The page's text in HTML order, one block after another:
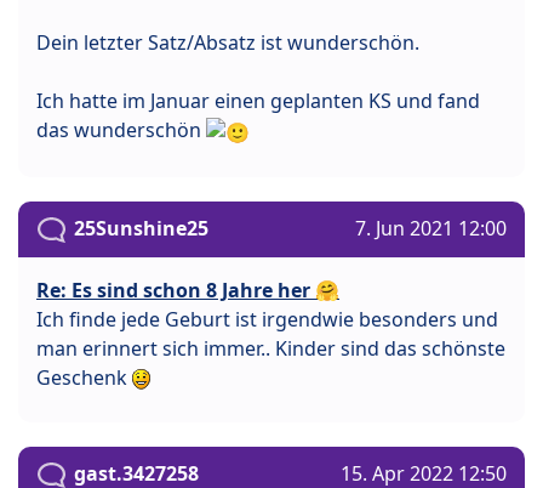
Dein letzter Satz/Absatz ist wunderschön.
Ich hatte im Januar einen geplanten KS und fand
das wunderschön
25Sunshine25 7. Jun 2021 12:00
Re: Es sind schon 8 Jahre her 🤗
Ich finde jede Geburt ist irgendwie besonders und
man erinnert sich immer.. Kinder sind das schönste
Geschenk
gast.3427258 15. Apr 2022 12:50